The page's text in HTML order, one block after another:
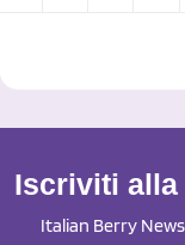
Iscriviti alla
Italian Berry